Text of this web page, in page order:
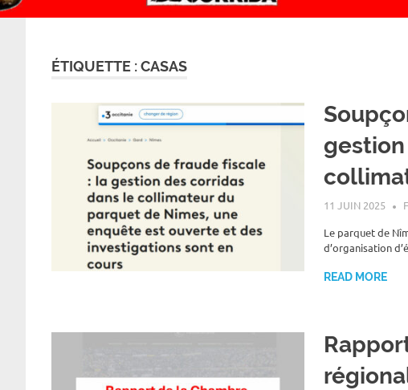
ÉTIQUETTE :CASAS
11 JUIN 2025
Le parquet de
d’organisation
READ MORE